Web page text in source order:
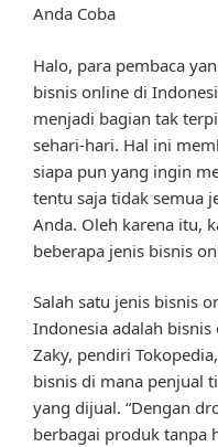
Anda Coba
Halo, para pembaca
bisnis online di
menjadi bagian tak
sehari-hari. Hal ini
siapa pun yang ingin
tentu saja tidak semua
Anda. Oleh karena itu,
beberapa jenis bisnis
Salah satu jenis bisnis
Indonesia adalah
Zaky, pendiri
bisnis di mana penjual
yang dijual. “Dengan
berbagai produk tanpa